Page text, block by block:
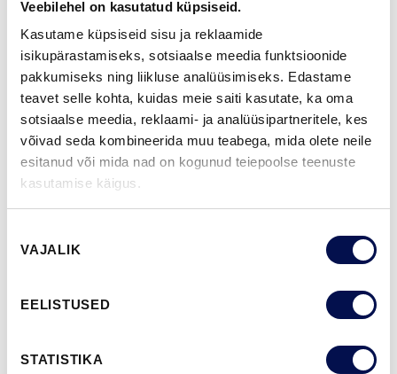
Veebilehel on kasutatud küpsiseid.
Kasutame küpsiseid sisu ja reklaamide
isikupärastamiseks, sotsiaalse meedia funktsioonide
pakkumiseks ning liikluse analüüsimiseks. Edastame
teavet selle kohta, kuidas meie saiti kasutate, ka oma
sotsiaalse meedia, reklaami- ja analüüsipartneritele, kes
võivad seda kombineerida muu teabega, mida olete neile
esitanud või mida nad on kogunud teiepoolse teenuste
kasutamise käigus.
valik
VAJALIK
EELISTUSED
STATISTIKA
ROHKEM
MÕÕDUD
BROŠÜÜRE
ühendust